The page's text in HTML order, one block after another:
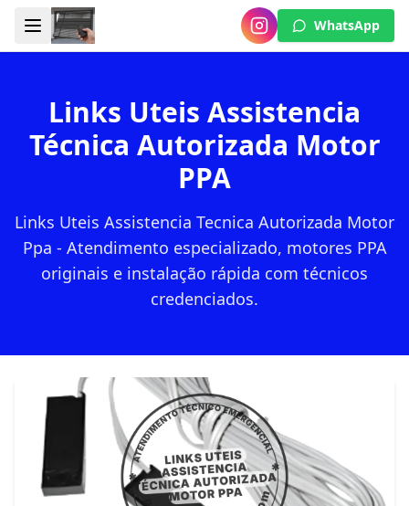
WhatsApp
Links Uteis Assistencia
Técnica Autorizada Motor
PPA
Links Uteis Assistencia Tecnica Autorizada Motor
Ppa - Atendimento especializado, motores PPA
originais e instalação rápida com técnicos
credenciados.